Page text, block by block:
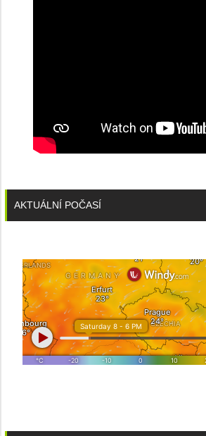
AKTUÁLNÍ POČASÍ